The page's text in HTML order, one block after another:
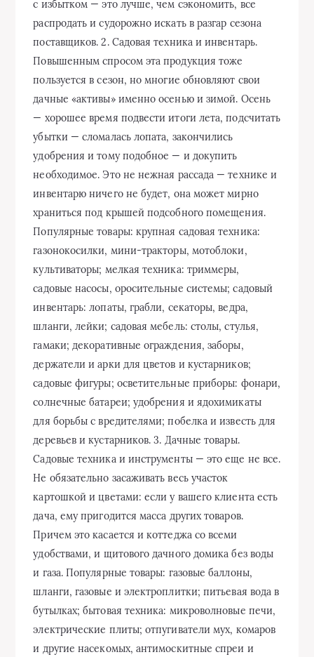
с избытком — это лучше, чем сэкономить, все
распродать и судорожно искать в разгар сезона
поставщиков. 2. Садовая техника и инвентарь.
Повышенным спросом эта продукция тоже
пользуется в сезон, но многие обновляют свои
дачные «активы» именно осенью и зимой. Осень
— хорошее время подвести итоги лета, подсчитать
убытки — сломалась лопата, закончились
удобрения и тому подобное — и докупить
необходимое. Это не нежная рассада — технике и
инвентарю ничего не будет, она может мирно
храниться под крышей подсобного помещения.
Популярные товары: крупная садовая техника:
газонокосилки, мини-тракторы, мотоблоки,
культиваторы; мелкая техника: триммеры,
садовые насосы, оросительные системы; садовый
инвентарь: лопаты, грабли, секаторы, ведра,
шланги, лейки; садовая мебель: столы, стулья,
гамаки; декоративные ограждения, заборы,
держатели и арки для цветов и кустарников;
садовые фигуры; осветительные приборы: фонари,
солнечные батареи; удобрения и ядохимикаты
для борьбы с вредителями; побелка и известь для
деревьев и кустарников. 3. Дачные товары.
Садовые техника и инструменты — это еще не все.
Не обязательно засаживать весь участок
картошкой и цветами: если у вашего клиента есть
дача, ему пригодится масса других товаров.
Причем это касается и коттеджа со всеми
удобствами, и щитового дачного домика без воды
и газа. Популярные товары: газовые баллоны,
шланги, газовые и электроплитки; питьевая вода в
бутылках; бытовая техника: микроволновые печи,
электрические плиты; отпугиватели мух, комаров
и другие насекомых, антимоскитные спреи и